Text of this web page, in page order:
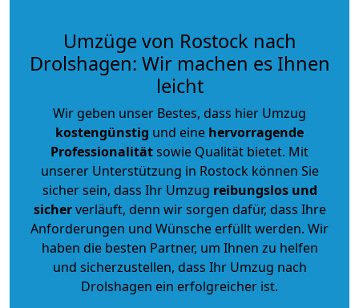
Umzüge von Rostock nach
Drolshagen: Wir machen es Ihnen
leicht
Wir geben unser Bestes, dass hier Umzug
kostengünstig und eine hervorragende
Professionalitätsowie Qualität bietet. Mit
unserer Unterstützung in Rostock können Sie
sicher sein, dass Ihr Umzug reibungslos und
sicherverläuft, denn wir sorgen dafür, dass Ihre
Anforderungen und Wünsche erfüllt werden. Wir
haben die besten Partner, um Ihnen zu helfen
und sicherzustellen, dass Ihr Umzug nach
Drolshagen ein erfolgreicher ist.